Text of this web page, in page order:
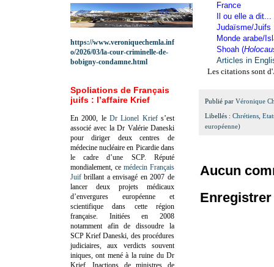
France
Il ou elle a dit...
Judaïsme/Juifs
Monde arabe/
Shoah (
Articles in
Les citations sont d'
Publié par Véronique
Libellés : Chrétiens,
européenne)
Aucun
https://www.veroniquechemla.inf
o/2026/03/la-cour-criminelle-de-
bobigny-condamne.html
Spoliations de Français
juifs : l’affaire Krief
En 2000, le Dr Lionel Kriefs’est
associé avec la Dr Valérie Daneski
pour diriger deux centres de
médecine nucléaire en Picardie dans
le cadre d’une SCP. Réputé
mondialement, ce médecin Français
Juif brillant a envisagé en 2007 de
lancer deux projets médicaux
d’envergures européenne et
scientifique dans cette région
française. Initiées en 2008
notamment afin de dissoudre la
SCP Krief Daneski, des procédures
judiciaires, aux verdicts souvent
iniques, ont mené à la ruine du Dr
Krief.Inactions de ministres de